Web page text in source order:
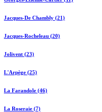
Jacques-De Chambly (21)
Jacques-Rocheleau (20)
Jolivent (23)
L'Arpège (25)
La Farandole (46)
La Roseraie (7)